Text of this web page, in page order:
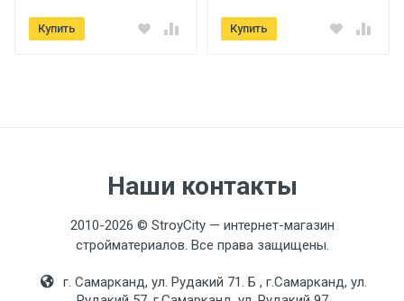
Ширина
Дополнительная информация
Максимальная температура
Купить Купить
Наши контакты
2010-2026 © StroyCity — интернет-магазин
стройматериалов. Все права защищены.
г. Самарканд, ул. Рудакий 71. Б , г.Самарканд, ул.